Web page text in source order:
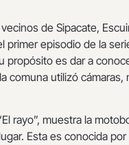
de Sipacate,
primer episodio de la
propósito es dar a
comuna utilizó
rayo”, muestra la
Esta es conocida